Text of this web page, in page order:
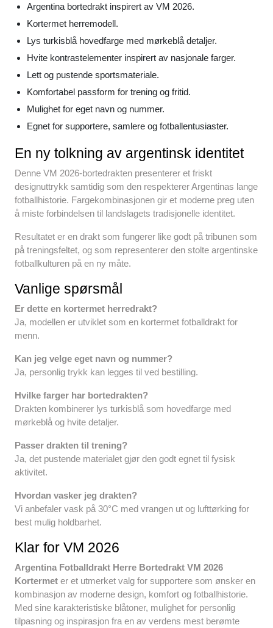
Argentina bortedrakt inspirert av VM 2026.
Kortermet herremodell.
Lys turkisblå hovedfarge med mørkeblå detaljer.
Hvite kontrastelementer inspirert av nasjonale farger.
Lett og pustende sportsmateriale.
Komfortabel passform for trening og fritid.
Mulighet for eget navn og nummer.
Egnet for supportere, samlere og fotballentusiaster.
En ny tolkning av argentinsk identitet
Denne VM 2026-bortedrakten presenterer et friskt
designuttrykk samtidig som den respekterer Argentinas lange
fotballhistorie. Fargekombinasjonen gir et moderne preg uten
å miste forbindelsen til landslagets tradisjonelle identitet.
Resultatet er en drakt som fungerer like godt på tribunen som
på treningsfeltet, og som representerer den stolte argentinske
fotballkulturen på en ny måte.
Vanlige spørsmål
Er dette en kortermet herredrakt?
Ja, modellen er utviklet som en kortermet fotballdrakt for
menn.
Kan jeg velge eget navn og nummer?
Ja, personlig trykk kan legges til ved bestilling.
Hvilke farger har bortedrakten?
Drakten kombinerer lys turkisblå som hovedfarge med
mørkeblå og hvite detaljer.
Passer drakten til trening?
Ja, det pustende materialet gjør den godt egnet til fysisk
aktivitet.
Hvordan vasker jeg drakten?
Vi anbefaler vask på 30°C med vrangen ut og lufttørking for
best mulig holdbarhet.
Klar for VM 2026
Argentina Fotballdrakt Herre Bortedrakt VM 2026
Kortermet er et utmerket valg for supportere som ønsker en
kombinasjon av moderne design, komfort og fotballhistorie.
Med sine karakteristiske blåtoner, mulighet for personlig
tilpasning og inspirasjon fra en av verdens mest berømte